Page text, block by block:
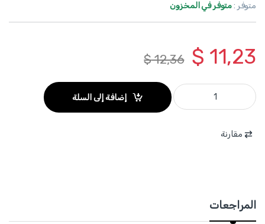
متوفر :متوفر في المخزون
$ 11,23
$12,36
WRW7212 - مفتاح طقطاق طويل 1/2 انش طول 600 مم ماركة WADFOW quantity
إضافة إلى السلة
مقارنة
المراجعات